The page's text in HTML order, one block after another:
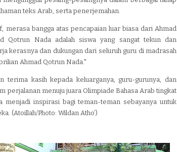
teks Arab, serta penerjemahan.
merasa bangga atas pencapaian luar biasa dari Ahmad
Qotrun Nada adalah siswa yang sangat tekun dan
kerasnya dan dukungan dari seluruh guru di madrasah
Ahmad Qotrun Nada."
terima kasih kepada keluarganya, guru-gurunya, dan
perjalanan menuju juara Olimpiade Bahasa Arab tingkat
inspirasi bagi teman-teman sebayanya untuk
(Atoillah/Photo: Wildan Atho’)